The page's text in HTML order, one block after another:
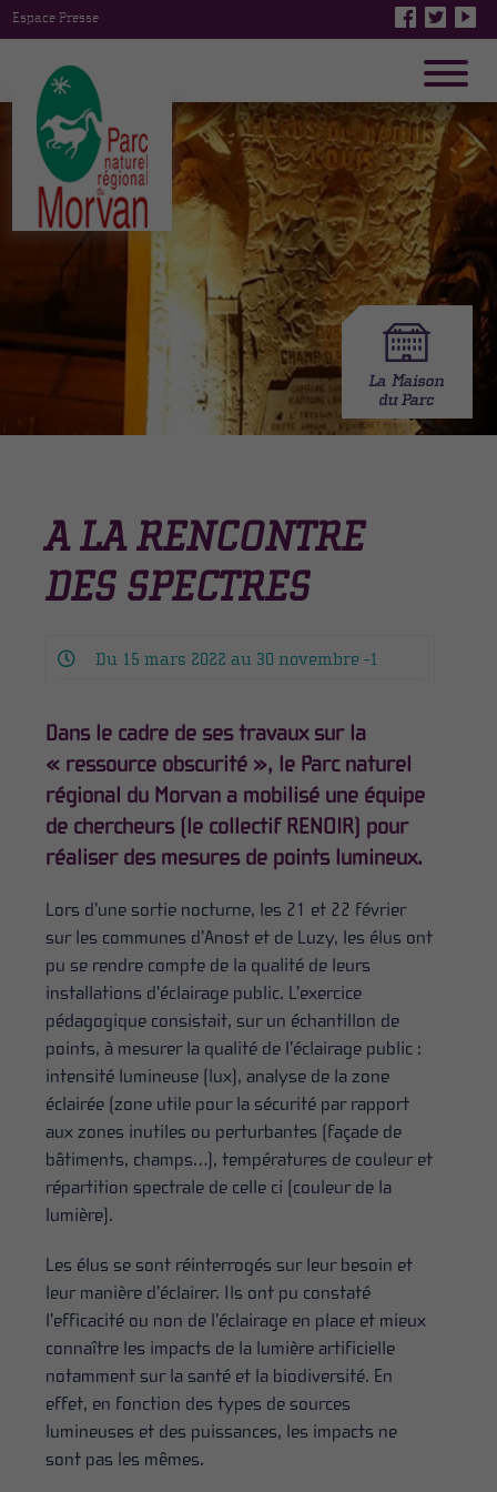
Espace Presse
A LA RENCONTRE
DES SPECTRES
Du 15 mars 2022 au 30 novembre -1
Dans le cadre de ses travaux sur la
« ressource obscurité », le Parc naturel
régional du Morvan a mobilisé une équipe
de chercheurs (le collectif RENOIR) pour
réaliser des mesures de points lumineux.
Lors d’une sortie nocturne, les 21 et 22 février
sur les communes d’Anost et de Luzy, les élus ont
pu se rendre compte de la qualité de leurs
installations d’éclairage public. L’exercice
pédagogique consistait, sur un échantillon de
points, à mesurer la qualité de l’éclairage public :
intensité lumineuse (lux), analyse de la zone
éclairée (zone utile pour la sécurité par rapport
aux zones inutiles ou perturbantes (façade de
bâtiments, champs…), températures de couleur et
répartition spectrale de celle ci (couleur de la
lumière).
Les élus se sont réinterrogés sur leur besoin et
leur manière d’éclairer. Ils ont pu constaté
l’efficacité ou non de l’éclairage en place et mieux
connaître les impacts de la lumière artificielle
notamment sur la santé et la biodiversité. En
effet, en fonction des types de sources
lumineuses et des puissances, les impacts ne
sont pas les mêmes.